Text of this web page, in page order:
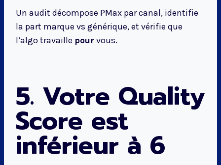
Un audit décompose PMax par canal, identifie
la part marque vs générique, et vérifie que
l’algo travaille pourvous.
5. Votre Quality
Score est
inférieur à 6